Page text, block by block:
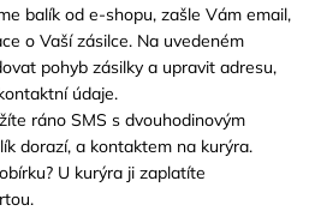
balík od e-shopu, zašle Vám email,
o Vaší zásilce. Na uvedeném
pohyb zásilky a upravit adresu,
údaje.
ráno SMS s dvouhodinovým
dorazí, a kontaktem na kurýra.
U kurýra ji zaplatíte